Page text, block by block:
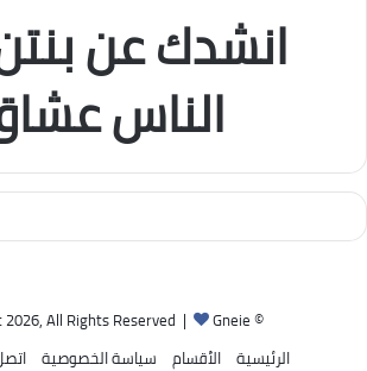
انشدك عن
الناس
© Copyright 2026, All Rights Reserved |
Gneie
الرئيسية الأقسام سياسة الخصوصية